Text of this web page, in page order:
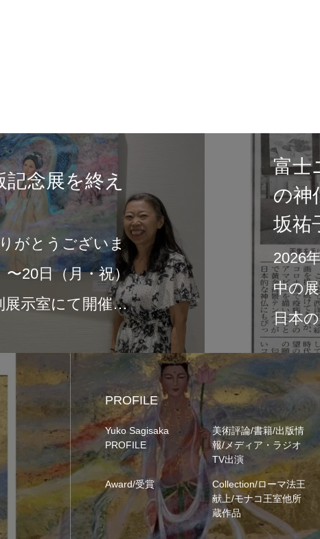
富士ニュース６/２１日掲載！【日本
の神仏と祈りの光】テンペラ画家匂
坂祐子/画集の出版記念展
2026年6月21日付の富士ニュースに、現在開催
中の展示と新作画集『Sacred Light of Japan ―
日本の美 神仏と祈りの…
PROFILE
Yuko Sagisaka
PROFILE
美術評論/書籍/出版情
報/メディア・ラジオ
TV出演
Award/受賞
Collection/ローマ法王
献上/モナコ王室他所
蔵作品